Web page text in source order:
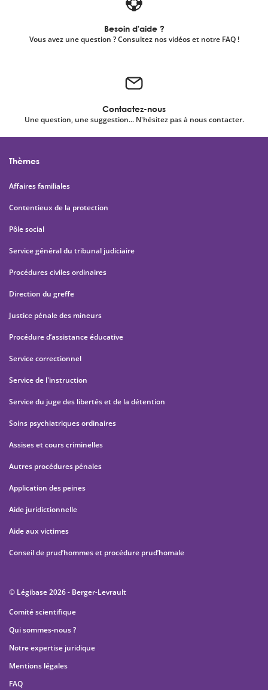
Besoin d'aide ?
Vous avez une question ? Consultez nos vidéos et notre FAQ !
Contactez-nous
Une question, une suggestion... N'hésitez pas à nous contacter.
Thèmes
Affaires familiales
Contentieux de la protection
Pôle social
Service général du tribunal judiciaire
Procédures civiles ordinaires
Direction du greffe
Justice pénale des mineurs
Procédure d’assistance éducative
Service correctionnel
Service de l'instruction
Service du juge des libertés et de la détention
Soins psychiatriques ordinaires
Assises et cours criminelles
Autres procédures pénales
Application des peines
Aide juridictionnelle
Aide aux victimes
Conseil de prud’hommes et procédure prud’homale
© Légibase 2026 - Berger-Levrault
Comité scientifique
Qui sommes-nous ?
Notre expertise juridique
Mentions légales
FAQ